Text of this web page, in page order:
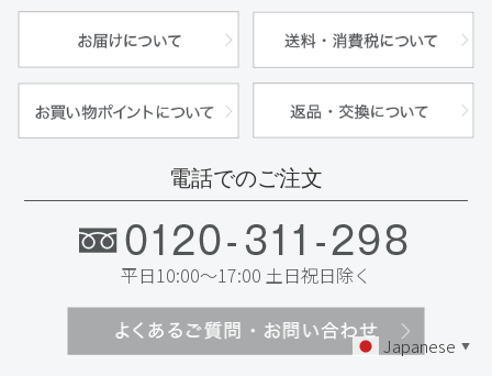
Japanese ▼
電話でのご注文
平日10:00～17:00 土日祝日除く